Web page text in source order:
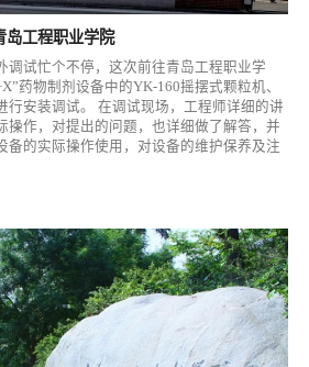
岛工程职业学院
调试忙个不停，这次前往青岛工程职业学
药物制剂设备中的YK-160摇摆式颗粒机、
行安装调试。 在调试现场，工程师详细的讲
操作，对提出的问题，也详细做了解答，并
备的实际操作使用，对设备的维护保养及注